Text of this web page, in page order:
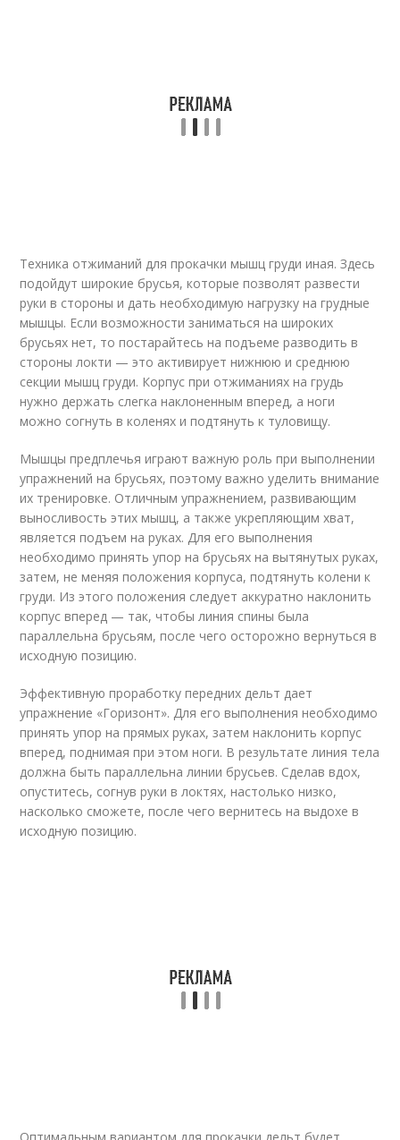
Техника отжиманий для прокачки мышц груди иная. Здесь
подойдут широкие брусья, которые позволят развести
руки в стороны и дать необходимую нагрузку на грудные
мышцы. Если возможности заниматься на широких
брусьях нет, то постарайтесь на подъеме разводить в
стороны локти — это активирует нижнюю и среднюю
секции мышц груди. Корпус при отжиманиях на грудь
нужно держать слегка наклоненным вперед, а ноги
можно согнуть в коленях и подтянуть к туловищу.
Мышцы предплечья играют важную роль при выполнении
упражнений на брусьях, поэтому важно уделить внимание
их тренировке. Отличным упражнением, развивающим
выносливость этих мышц, а также укрепляющим хват,
является подъем на руках. Для его выполнения
необходимо принять упор на брусьях на вытянутых руках,
затем, не меняя положения корпуса, подтянуть колени к
груди. Из этого положения следует аккуратно наклонить
корпус вперед — так, чтобы линия спины была
параллельна брусьям, после чего осторожно вернуться в
исходную позицию.
Эффективную проработку передних дельт дает
упражнение «Горизонт». Для его выполнения необходимо
принять упор на прямых руках, затем наклонить корпус
вперед, поднимая при этом ноги. В результате линия тела
должна быть параллельна линии брусьев. Сделав вдох,
опуститесь, согнув руки в локтях, настолько низко,
насколько сможете, после чего вернитесь на выдохе в
исходную позицию.
Оптимальным вариантом для прокачки дельт будет